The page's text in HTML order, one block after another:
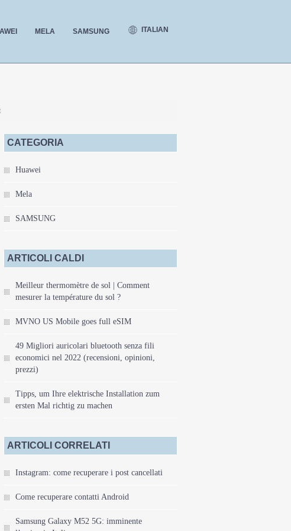
MELA SAMSUNG ITALIAN
CATEGORIA
Huawei
Mela
SAMSUNG
ARTICOLI CALDI
Meilleur thermomètre de sol | Comment
mesurer la température du sol ?
MVNO US Mobile goes full eSIM
49 Migliori auricolari bluetooth senza fili
economici nel 2022 (recensioni, opinioni,
prezzi)
Tipps, um Ihre elektrische Installation zum
ersten Mal richtig zu machen
ARTICOLI CORRELATI
Instagram: come recuperare i post cancellati
Come recuperare contatti Android
Samsung Galaxy M52 5G: imminente